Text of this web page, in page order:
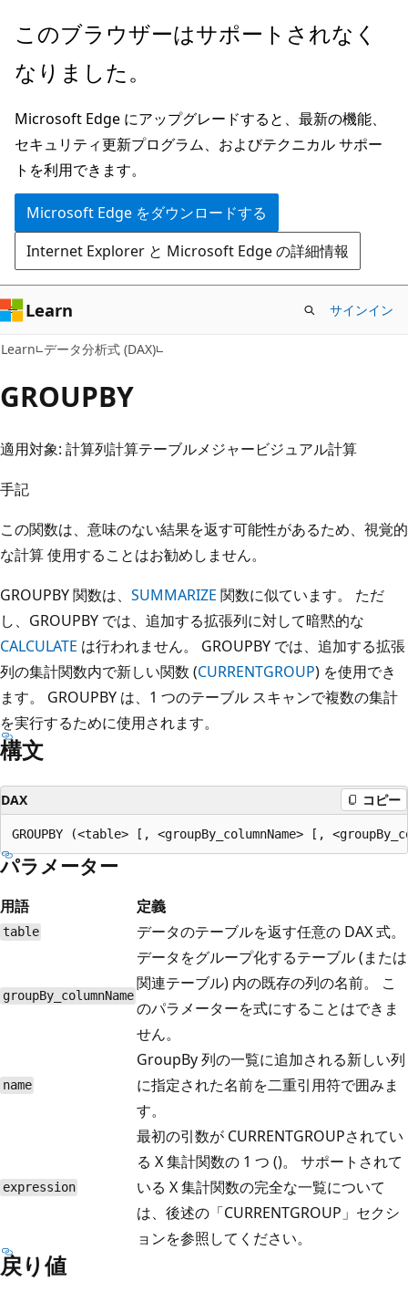
メ
ン
ン
テ
ン
ツ
に
ス
キ
ッ
プ
このブラウザーはサポートされなく
なりました。
Microsoft Edge にアップグレードすると、最新の機能、
セキュリティ更新プログラム、およびテクニカル サポー
トを利用できます。
Microsoft Edge をダウンロードする
Internet Explorer と Microsoft Edge の詳細情報
Learn サインイン
Learn データ分析式 (DAX)
GROUPBY
適用対象: 計算列計算テーブルメジャービジュアル計算
手記
この関数は、意味のない結果を返す可能性があるため、視覚的
な計算使用することはお勧めしません。
GROUPBY 関数は、 SUMMARIZE 関数に似ています。 ただ
し、GROUPBY では、追加する拡張列に対して暗黙的な
CALCULATE は行われません。 GROUPBY では、追加する拡張
列の集計関数内で新しい関数 (CURRENTGROUP) を使用でき
ます。 GROUPBY は、1 つのテーブル スキャンで複数の集計
を実行するために使用されます。
構文
DAX コピー
パラメーター
用語 定義
table データのテーブルを返す任意の DAX 式。
groupBy_columnName
データをグループ化するテーブル (または
関連テーブル) 内の既存の列の名前。 こ
のパラメーターを式にすることはできま
せん。
name
GroupBy 列の一覧に追加される新しい列
に指定された名前を二重引用符で囲みま
す。
expression
最初の引数が CURRENTGROUPされてい
る X 集計関数の 1 つ ()。 サポートされて
いる X 集計関数の完全な一覧について
は、後述の「CURRENTGROUP」セクシ
ョンを参照してください。
戻り値